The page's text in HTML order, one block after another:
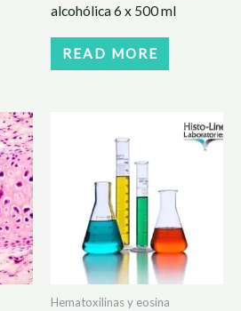
alcohólica 6 x 500 ml
READ MORE
Hematoxilinas y eosina